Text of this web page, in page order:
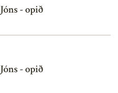
- opið
- opið